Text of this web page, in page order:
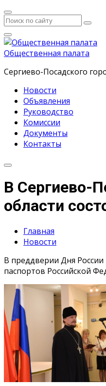
Общественная палата
Сергиево-Посадского
Новости
Объявления
Руководство
Комиссии
Документы
Контакты
В Сергиево-
области
Главная
Новости
В преддверии Дня России
паспортов Российской